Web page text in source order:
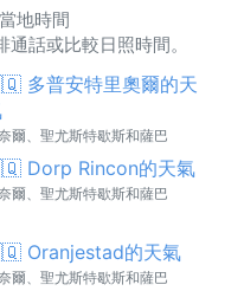
地時間
話或比較日照時間。
多普安特里奧爾的天
爾、聖尤斯特歇斯和薩巴
Dorp Rincon的天氣
爾、聖尤斯特歇斯和薩巴
Oranjestad的天氣
爾、聖尤斯特歇斯和薩巴